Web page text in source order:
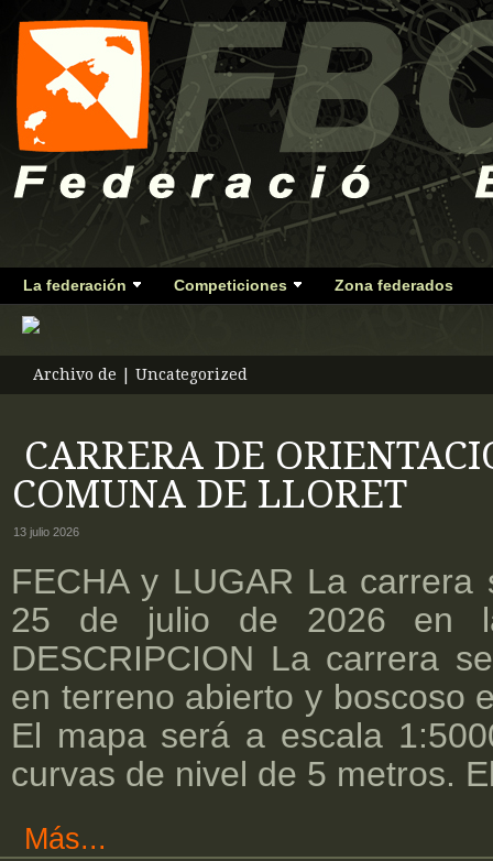
La federación Competiciones Zona federados
Archivo de | Uncategorized
CARRERA DE
COMUNA DE LLORET
13 julio 2026
FECHA y LUGAR La
25 de julio de 2026 en
DESCRIPCION La carrera
en terreno abierto y boscoso
El mapa será a escala
curvas de nivel de 5 metros.
Más...